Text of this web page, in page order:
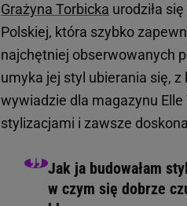
Grażyna Torbicka urodziła
Polskiej, która szybko
najchętniej obserwowanych
umyka jej styl ubierania się,
wywiadzie dla magazynu
stylizacjami i zawsze
Jak ja budowałam
w czym się dobrze